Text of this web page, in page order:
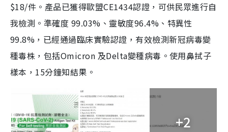
$18/件。產品已獲得歐盟CE1434認證，可供民眾進行自
我檢測。準確度 99.03%、靈敏度96.4%、特異性
99.8%，已經通過臨床實驗認證，有效檢測新冠病毒變
種毒株，包括Omicron 及Delta變種病毒。使用鼻拭子
樣本，15分鐘知結果。
+2